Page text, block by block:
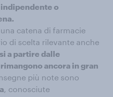
o
catena di farmacie
di scelta rilevante anche
a partire dalle
ancora in gran
più note sono
, conosciute